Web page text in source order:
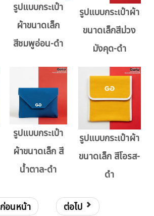
รูปแบบกระเป๋า
ผ้าขนาดเล็ก
สีชมพูอ่อน-ดำ
รูปแบบกระเป๋าผ้า
ขนาดเล็กสีม่วง
มังคุด-ดำ
รูปแบบกระเป๋า
ผ้าขนาดเล็ก สี
น้ำตาล-ดำ
รูปแบบกระเป๋าผ้า
ขนาดเล็ก สีโอรส-
ดำ
ก่อนหน้า ต่อไป